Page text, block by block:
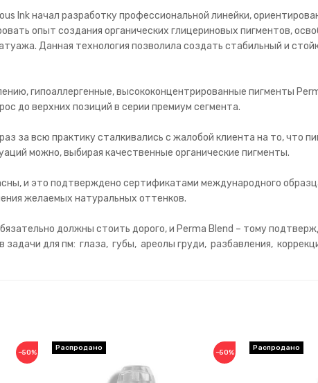
Ink начал разработку профессиональной линейки,
опыт создания органических глицериновых пигментов,
Данная технология позволила создать стабильный и
гипоаллергенные, высококонцентрированные пигменты
до верхних позиций в серии премиум сегмента.
за всю практику сталкивались с жалобой клиента на то, что
можно, выбирая качественные органические пигменты.
и это подтверждено сертификатами международного
желаемых натуральных оттенков.
должны стоить дорого, и Perma Blend – тому
для пм: глаза, губы, ареолы груди, разбавления,
−50% −50%